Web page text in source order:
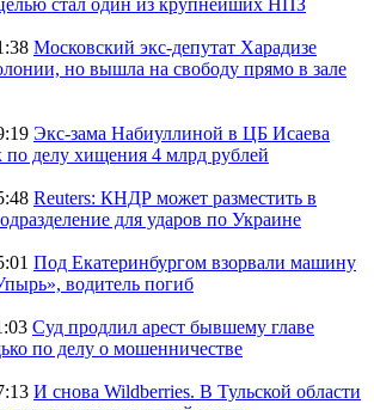
стал один из крупнейших НПЗ
Московский экс-депутат Харадизе
но вышла на свободу прямо в зале
Экс-зама Набиуллиной в ЦБ Исаева
по делу хищения 4 млрд рублей
Reuters: КНДР может разместить в
для ударов по Украине
Под Екатеринбургом взорвали машину
водитель погиб
Суд продлил арест бывшему главе
по делу о мошенничестве
И снова Wildberries. В Тульской области